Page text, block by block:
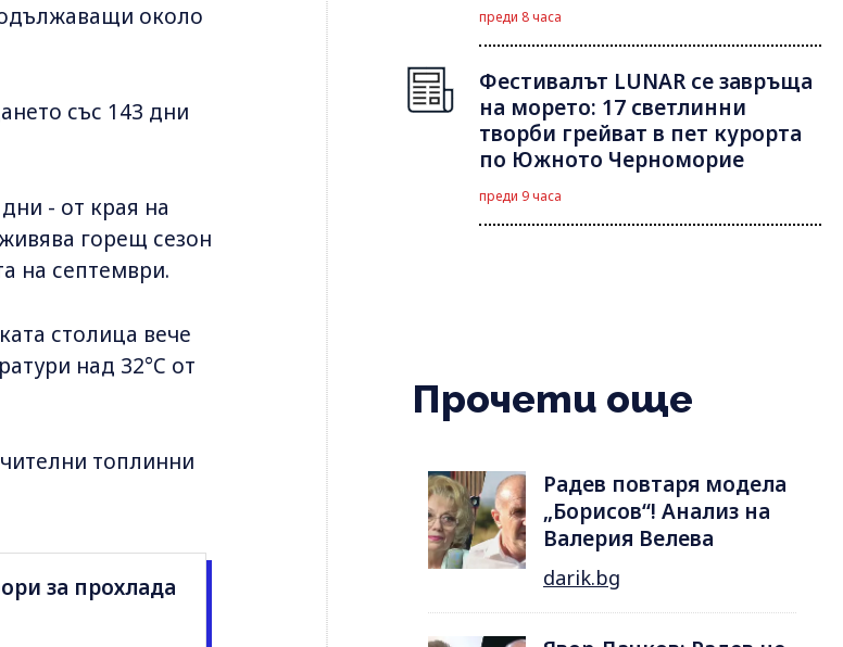
около
със 143 дни
- от края на
горещ сезон
на септември.
столица вече
над 32°C от
топлинни
за прохлада
преди 8 часа
Фестивалът LUNAR се завръща
на морето: 17 светлинни
творби грейват в пет курорта
по Южното Черноморие
преди 9 часа
Прочети още
Радев повтаря модела
„Борисов“! Анализ на
Валерия Велева
darik.bg